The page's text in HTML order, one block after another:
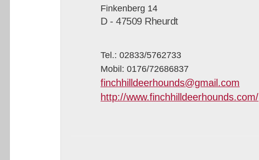
Finkenberg 14
D - 47509 Rheurdt
Tel.: 02833/5762733
Mobil: 0176/72686837
finchhilldeerhounds@gmail.com
http://www.finchhilldeerhounds.com/